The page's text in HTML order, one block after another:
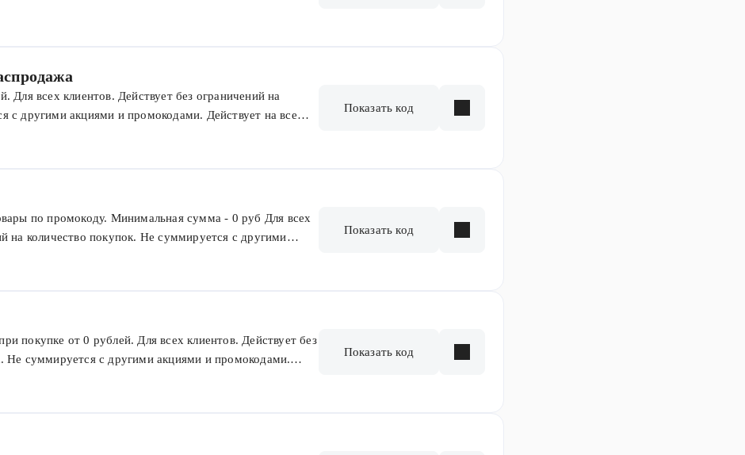
Для всех клиентов. Действует без ограничений на
с другими акциями и промокодами. Действует на все
Показать код
по промокоду. Минимальная сумма - 0 руб Для всех
на количество покупок. Не суммируется с другими
Показать код
покупке от 0 рублей. Для всех клиентов. Действует без
Не суммируется с другими акциями и промокодами.
Показать код